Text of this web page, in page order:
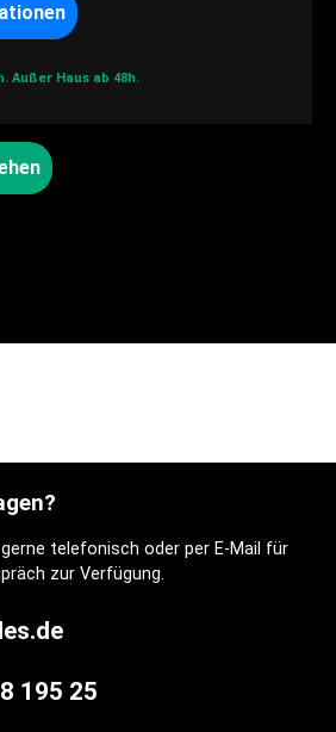
Außer Haus ab 48h.
telefonisch oder per E-Mail für
zur Verfügung.
195 25